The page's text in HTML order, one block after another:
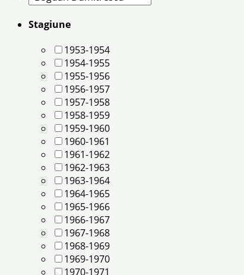
Stagiune
1953-1954
1954-1955
1955-1956
1956-1957
1957-1958
1958-1959
1959-1960
1960-1961
1961-1962
1962-1963
1963-1964
1964-1965
1965-1966
1966-1967
1967-1968
1968-1969
1969-1970
1970-1971